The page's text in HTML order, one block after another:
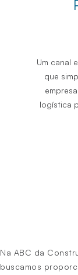
Um canal
que
logística
Na ABC da
buscamos